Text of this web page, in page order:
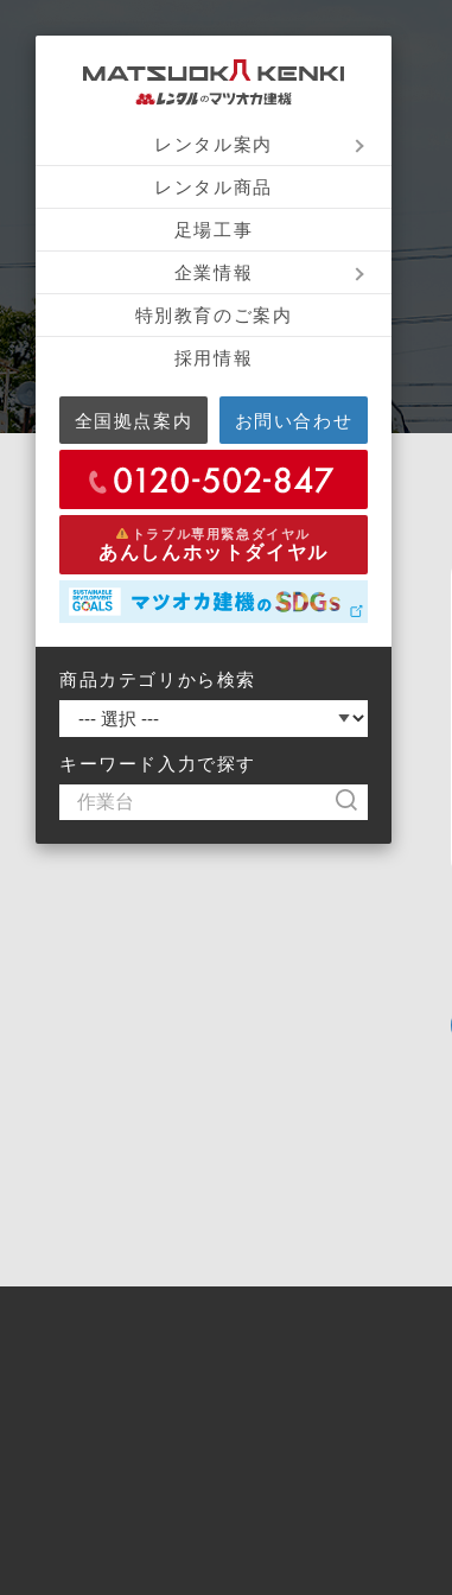
レンタル案内
レンタル商品
足場工事
企業情報
特別教育のご案内
採用情報
全国拠点案内 お問い合わせ
トラブル専用緊急ダイヤル
あんしんホットダイヤル
商品カテゴリから検索
キーワード入力で探す